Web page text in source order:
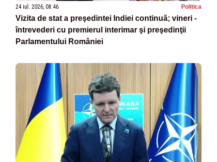
24 iul. 2026, 08:46 Politica
Vizita de stat a preşedintei Indiei continuă; vineri -
întrevederi cu premierul interimar şi preşedinţii
Parlamentului României